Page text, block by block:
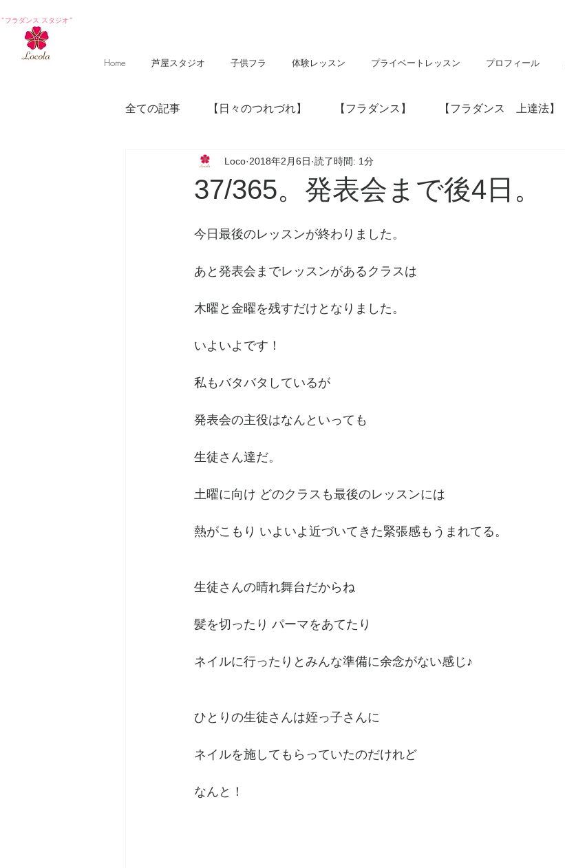
*フラダンス スタジオ*
Home 芦屋スタジオ 子供フラ 体験レッスン プライベートレッスン プロフィール
全ての記事 【日々のつれづれ】 【フラダンス】 【フラダンス 上達法】
【photography 】 【poem】 【神社・仏閣】
37/365。発表会まで後4日。
Loco 2018年2月6日 読了時間: 1分
今日最後のレッスンが終わりました。
あと発表会までレッスンがあるクラスは
木曜と金曜を残すだけとなりました。
いよいよです！
私もバタバタしているが
発表会の主役はなんといっても
生徒さん達だ。
土曜に向け どのクラスも最後のレッスンには
熱がこもり いよいよ近づいてきた緊張感もうまれてる。
生徒さんの晴れ舞台だからね
髪を切ったり パーマをあてたり
ネイルに行ったりとみんな準備に余念がない感じ♪
ひとりの生徒さんは姪っ子さんに
ネイルを施してもらっていたのだけれど
なんと！